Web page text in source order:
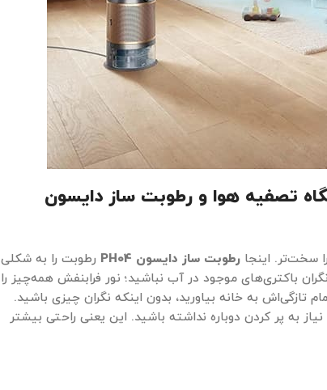
تصفیه هوا و رطوبت ساز دایسون
سخت‌تر. اینجا رطوبت ساز دایسون PH04 رطوبت را به شکلی
باکتری‌های موجود در آب نباشید؛ نور فرابنفش همه‌چیز را
به خانه بیاورید، بدون اینکه نگران چیزی باشید.
پر کردن دوباره نداشته باشید. این یعنی راحتی بیشتر